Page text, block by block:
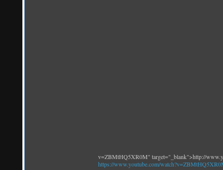
v=ZBMtHQ5XR0M" target="_blank">http://
https://www.youtube.com/